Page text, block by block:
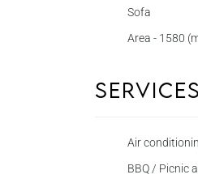
Sofa
Area - 1580
Air
BBQ / Picnic